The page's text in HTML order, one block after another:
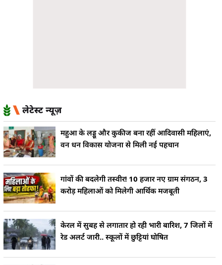
लेटेस्ट न्यूज़
महुआ के लड्डू और कुकीज बना रहीं आदिवासी महिलाएं,
वन धन विकास योजना से मिली नई पहचान
गांवों की बदलेगी तस्वीर! 10 हजार नए ग्राम संगठन, 3
करोड़ महिलाओं को मिलेगी आर्थिक मजबूती
केरल में सुबह से लगातार हो रही भारी बारिश, 7 जिलों में
रेड अलर्ट जारी.. स्कूलों में छुट्टियां घोषित